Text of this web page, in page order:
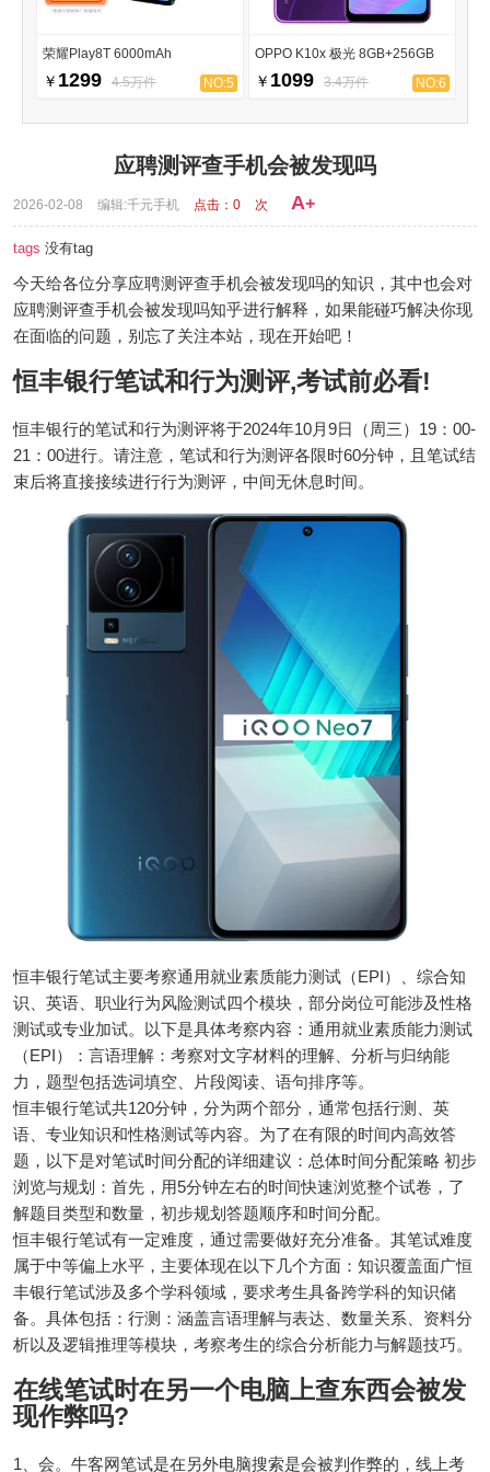
荣耀Play8T 6000mAh
￥ 1299 4.5万件 NO:5
OPPO K10x 极光 8GB+256GB
￥ 1099 3.4万件 NO:6
应聘测评查手机会被发现吗
2026-02-08 编辑:千元手机 点击： 0 次 A+
tags 没有tag
今天给各位分享应聘测评查手机会被发现吗的知识，其中也会对
应聘测评查手机会被发现吗知乎进行解释，如果能碰巧解决你现
在面临的问题，别忘了关注本站，现在开始吧！
恒丰银行笔试和行为测评,考试前必看!
恒丰银行的笔试和行为测评将于2024年10月9日（周三）19：00-
21：00进行。请注意，笔试和行为测评各限时60分钟，且笔试结
束后将直接接续进行行为测评，中间无休息时间。
恒丰银行笔试主要考察通用就业素质能力测试（EPI）、综合知
识、英语、职业行为风险测试四个模块，部分岗位可能涉及性格
测试或专业加试。以下是具体考察内容：通用就业素质能力测试
（EPI）：言语理解：考察对文字材料的理解、分析与归纳能
力，题型包括选词填空、片段阅读、语句排序等。
恒丰银行笔试共120分钟，分为两个部分，通常包括行测、英
语、专业知识和性格测试等内容。为了在有限的时间内高效答
题，以下是对笔试时间分配的详细建议：总体时间分配策略 初步
浏览与规划：首先，用5分钟左右的时间快速浏览整个试卷，了
解题目类型和数量，初步规划答题顺序和时间分配。
恒丰银行笔试有一定难度，通过需要做好充分准备。其笔试难度
属于中等偏上水平，主要体现在以下几个方面：知识覆盖面广恒
丰银行笔试涉及多个学科领域，要求考生具备跨学科的知识储
备。具体包括：行测：涵盖言语理解与表达、数量关系、资料分
析以及逻辑推理等模块，考察考生的综合分析能力与解题技巧。
在线笔试时在另一个电脑上查东西会被发
现作弊吗?
1、会。牛客网笔试是在另外电脑搜索是会被判作弊的，线上考